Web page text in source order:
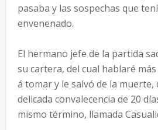
pasaba y las sospechas que
envenenado.
El hermano jefe de la partida
su cartera, del cual hablaré
á tomar y le salvó de la muerte,
delicada convalecencia de 20
mismo término, llamada